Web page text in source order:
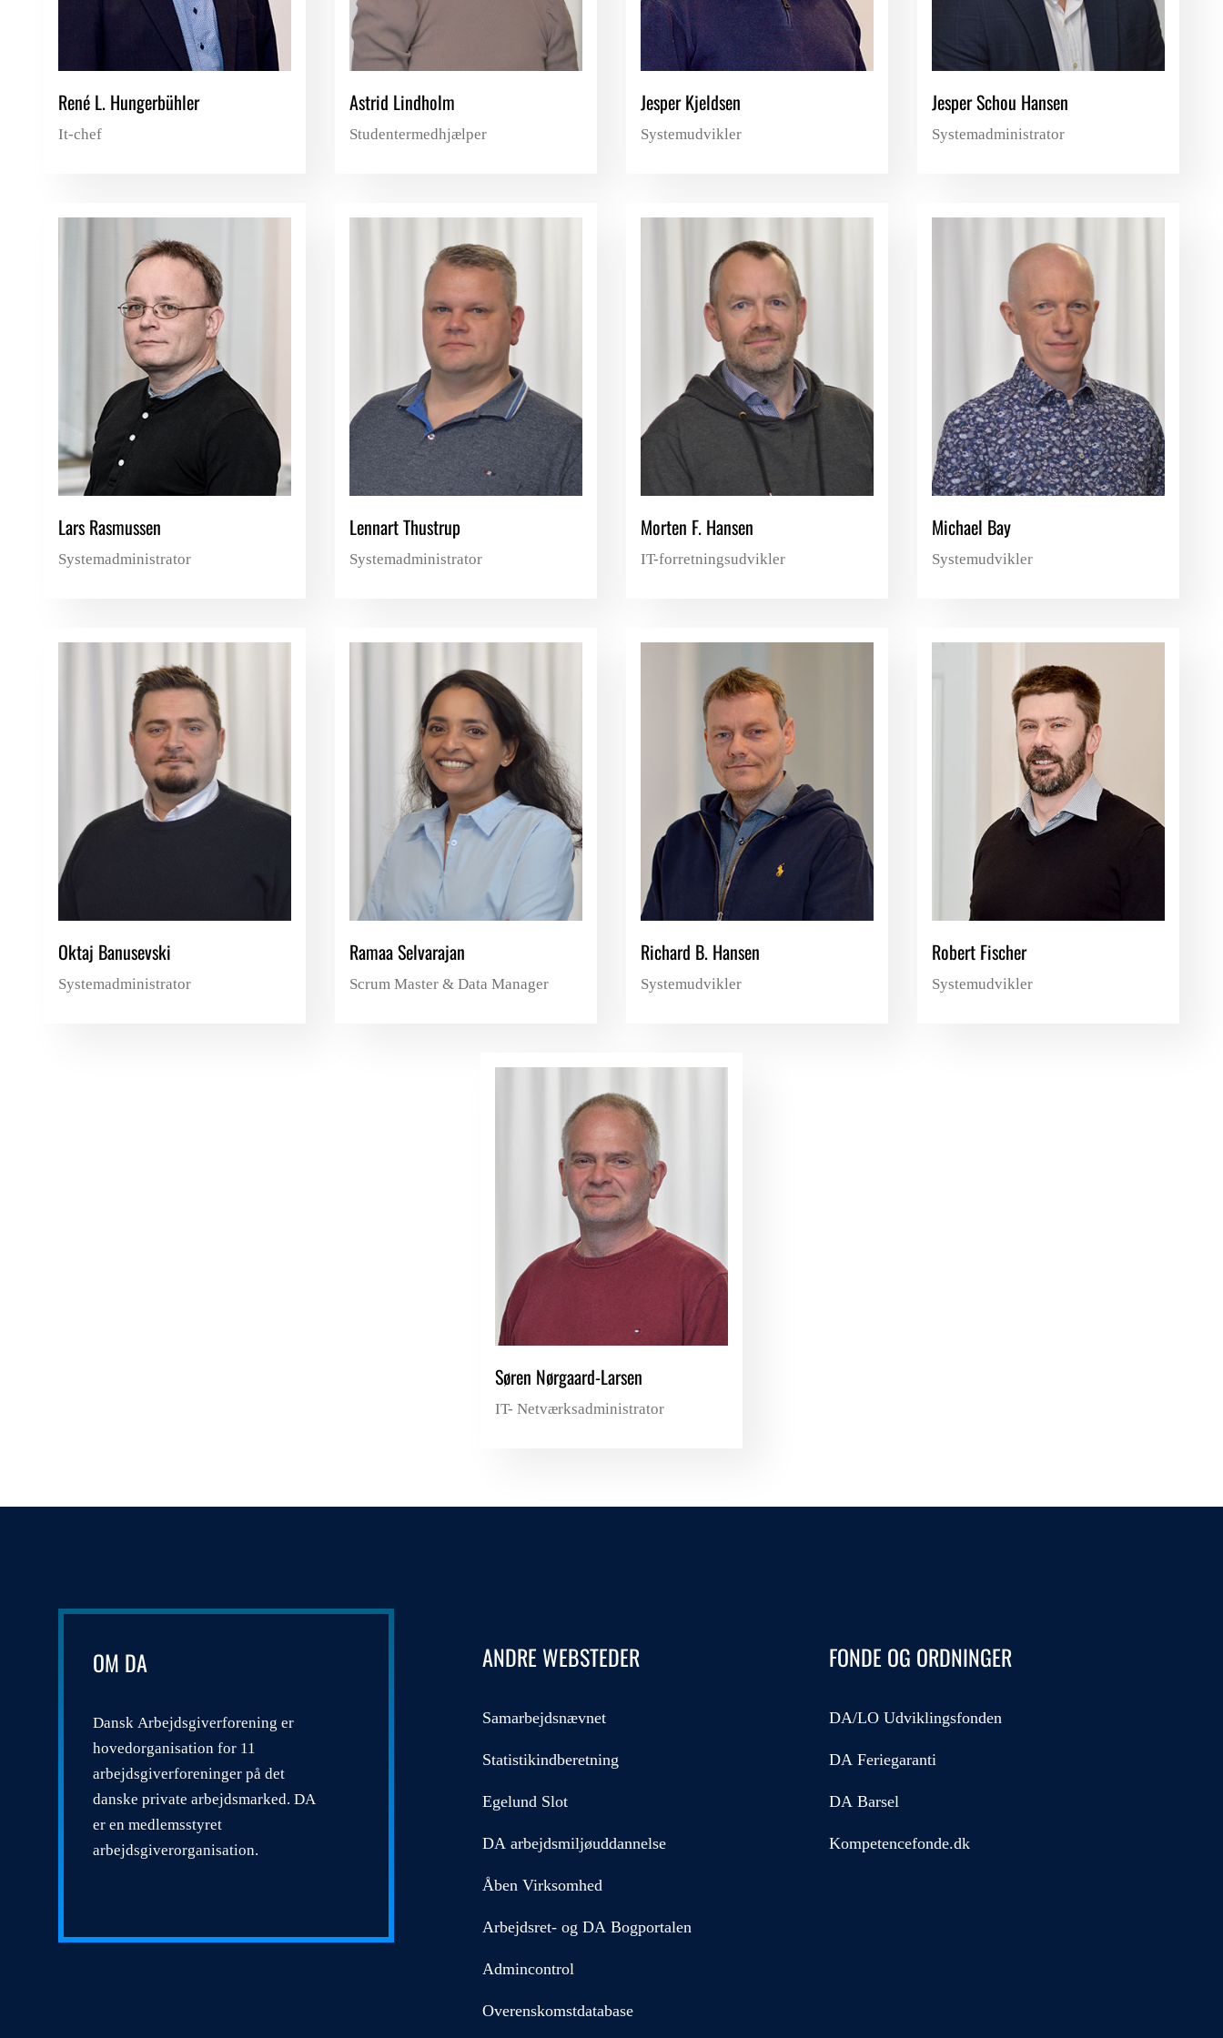
René L. Hungerbühler
It-chef
Astrid Lindholm
Studentermedhjælper
Jesper Kjeldsen
Systemudvikler
Jesper Schou Hansen
Systemadministrator
Lars Rasmussen
Systemadministrator
Lennart Thustrup
Systemadministrator
Morten F. Hansen
IT-forretningsudvikler
Michael Bay
Systemudvikler
Oktaj Banusevski
Systemadministrator
Ramaa Selvarajan
Scrum Master & Data Manager
Richard B. Hansen
Systemudvikler
Robert Fischer
Systemudvikler
Søren Nørgaard-Larsen
IT- Netværksadministrator
OM DA
Dansk Arbejdsgiverforening er
hovedorganisation for 11
arbejdsgiverforeninger på det
danske private arbejdsmarked. DA
er en medlemsstyret
arbejdsgiverorganisation.
ANDRE WEBSTEDER
Samarbejdsnævnet
Statistikindberetning
Egelund Slot
DA arbejdsmiljøuddannelse
Åben Virksomhed
Arbejdsret- og DA Bogportalen
Admincontrol
Overenskomstdatabase
FONDE OG ORDNINGER
DA/LO Udviklingsfonden
DA Feriegaranti
DA Barsel
Kompetencefonde.dk